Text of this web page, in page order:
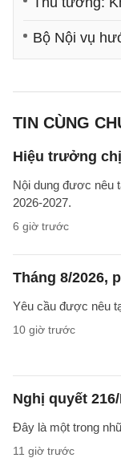
Bộ Nội vụ
TIN CÙNG
Hiệu trưởng
Nội dung đươc nêu
2026-2027.
6 giờ trước
Tháng 8/2026,
Yêu cầu được nêu
10 giờ trước
Nghị quyết
Đây là một trong
11 giờ trước